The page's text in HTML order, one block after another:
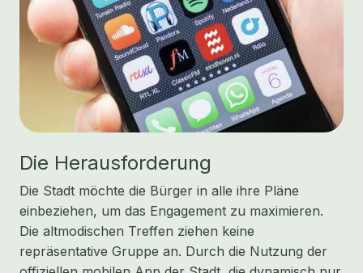
Die Herausforderung
Die Stadt möchte die Bürger in alle ihre Pläne
einbeziehen, um das Engagement zu maximieren.
Die altmodischen Treffen ziehen keine
repräsentative Gruppe an. Durch die Nutzung der